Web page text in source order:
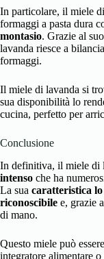
In particolare, il miele
formaggi a pasta dura
montasio. Grazie al
lavanda riesce a
formaggi.
Il miele di lavanda si
sua disponibilità lo
cucina, perfetto per
Conclusione
In definitiva, il miele di
intenso che ha
La sua caratteristica
riconoscibile e, grazie
di mano.
Questo miele può
integratore alimentare o